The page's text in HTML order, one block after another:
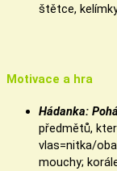
štětce,
Motivace a hra
Hádanka:
předmětů,
vlas=nitka/
mouchy;